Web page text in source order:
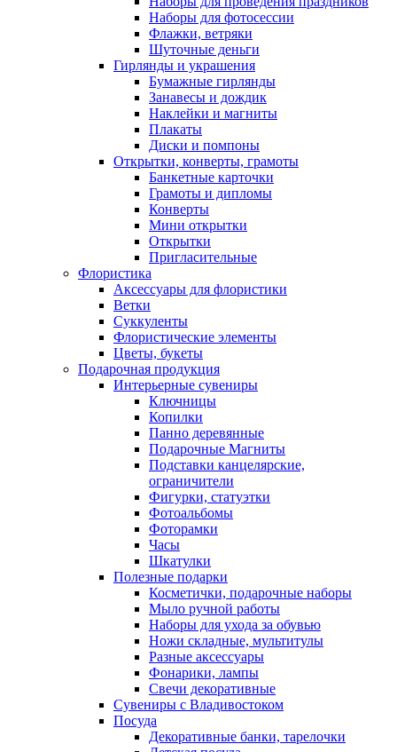
Наборы для фотосессии
Флажки, ветряки
Шуточные деньги
Гирлянды и украшения
Бумажные гирлянды
Занавесы и дождик
Наклейки и магниты
Плакаты
Диски и помпоны
Открытки, конверты, грамоты
Банкетные карточки
Грамоты и дипломы
Конверты
Мини открытки
Открытки
Пригласительные
Флористика
Аксессуары для флористики
Ветки
Суккуленты
Флористические элементы
Цветы, букеты
Подарочная продукция
Интерьерные сувениры
Ключницы
Копилки
Панно деревянные
Подарочные Магниты
Подставки канцелярские,
ограничители
Фигурки, статуэтки
Фотоальбомы
Фоторамки
Часы
Шкатулки
Полезные подарки
Косметички, подарочные наборы
Мыло ручной работы
Наборы для ухода за обувью
Ножи складные, мультитулы
Разные аксессуары
Фонарики, лампы
Свечи декоративные
Сувениры с Владивостоком
Посуда
Декоративные банки, тарелочки